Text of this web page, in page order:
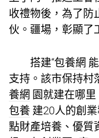
收禮物後，為了防
伙。疆場，彰顯了
搭建“包養網
支持。該市保持村
養網 園就建在哪
包養 建20人的創
點財產培養、優質